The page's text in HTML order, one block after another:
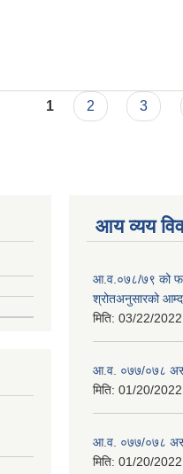
1 2 3
आय व्यय
आ.व.०७८/७९ को
श्रोतअनुसारको
मिति: 03/22/
आ.व. ०७७/०७८
मिति: 01/20/
आ.व. ०७७/०७८
मिति: 01/20/